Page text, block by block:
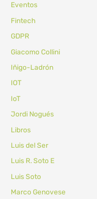
Eventos
Fintech
GDPR
Giacomo Collini
Iñigo-Ladrón
IOT
IoT
Jordi Nogués
Libros
Luis del Ser
Luis R. Soto E
Luis Soto
Marco Genovese